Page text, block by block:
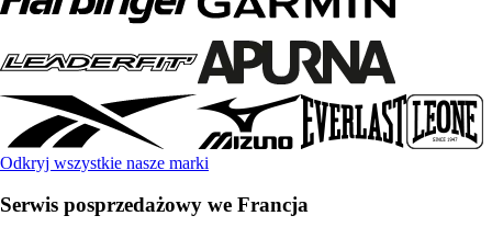
Odkryj wszystkie nasze marki
Serwis posprzedażowy we Francja